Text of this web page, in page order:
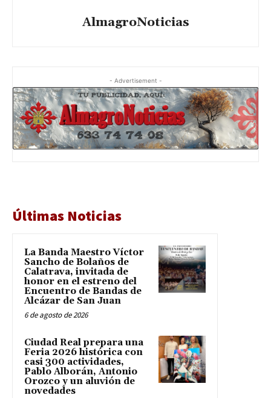
AlmagroNoticias
- Advertisement -
Últimas Noticias
La Banda Maestro Víctor
Sancho de Bolaños de
Calatrava, invitada de
honor en el estreno del
Encuentro de Bandas de
Alcázar de San Juan
6 de agosto de 2026
Ciudad Real prepara una
Feria 2026 histórica con
casi 300 actividades,
Pablo Alborán, Antonio
Orozco y un aluvión de
novedades